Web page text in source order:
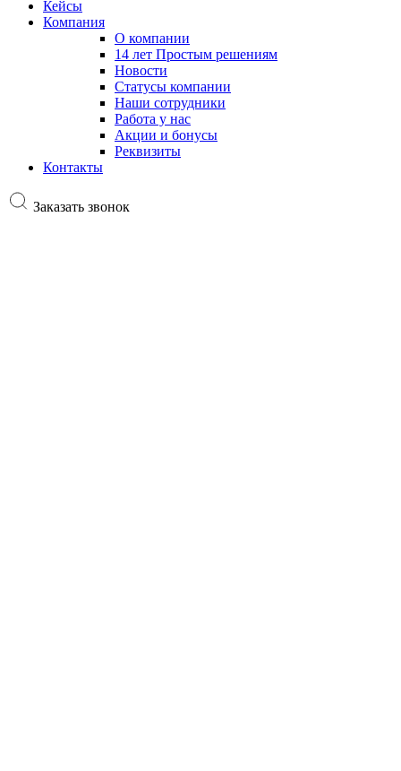
Кейсы
Компания
О компании
14 лет Простым решениям
Новости
Статусы компании
Наши сотрудники
Работа у нас
Акции и бонусы
Реквизиты
Контакты
Заказать звонок